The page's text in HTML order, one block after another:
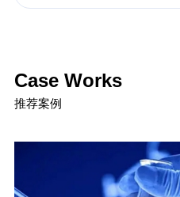
Case Works
推荐案例